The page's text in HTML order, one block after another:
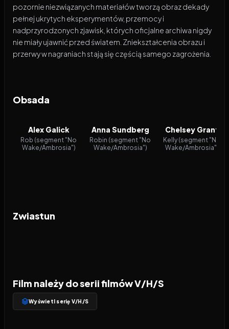
pozornie niezwiązanych materiałów tworzą obraz dekady
pełnej ukrytych eksperymentów, przemocy i
nadprzyrodzonych zjawisk, których oficjalne archiwa nigdy
nie miały ujawnić przed światem. Zniekształcenia obrazu i
przerwy w nagraniach stają się częścią samego zagrożenia.
Obsada
Alex Galick
Rob (segment "No
Wake/Ambrosia")
Anna Sundberg
Robin (segment "No
Wake/Ambrosia")
Chelsey Grant
Kelly (segment "No
Wake/Ambrosia")
Zwiastun
Film należy do serii filmów V/H/S
Wyświetl serię V/H/S